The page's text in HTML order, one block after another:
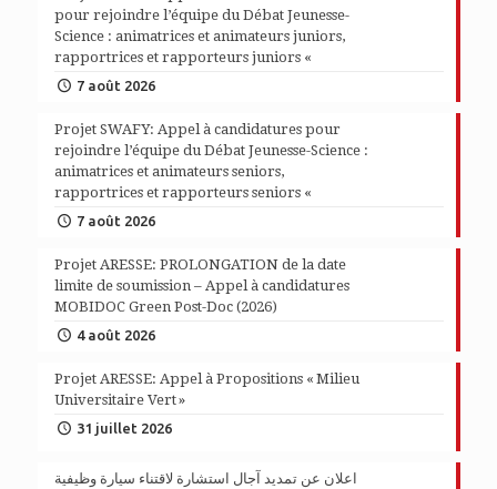
pour rejoindre l’équipe du Débat Jeunesse-
Science : animatrices et animateurs juniors,
rapportrices et rapporteurs juniors «
7 août 2026
Projet SWAFY: Appel à candidatures pour
rejoindre l’équipe du Débat Jeunesse-Science :
animatrices et animateurs seniors,
rapportrices et rapporteurs seniors «
7 août 2026
Projet ARESSE: PROLONGATION de la date
limite de soumission – Appel à candidatures
MOBIDOC Green Post-Doc (2026)
4 août 2026
Projet ARESSE: Appel à Propositions « Milieu
Universitaire Vert »
31 juillet 2026
اعلان عن تمديد آجال استشارة لاقتناء سيارة وظيفية